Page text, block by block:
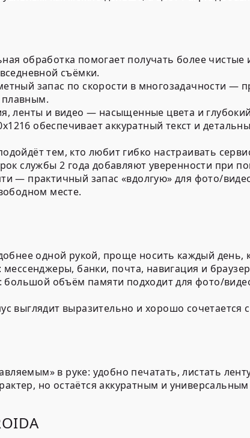
обработка помогает получать более
съёмки.
запас по скорости в многозадачности —
плавным.
ленты и видео — насыщенные цвета и
обеспечивает аккуратный текст и
тем, кто любит гибко настраивать
службы 2 года добавляют уверенности при
— практичный запас «вдолгую» для фото/
месте.
одной рукой, проще носить каждый день,
банки, почта, навигация и
большой объём памяти подходит для фото/
выглядит выразительно и хорошо
в руке: удобно печатать, листать
но остаётся аккуратным и